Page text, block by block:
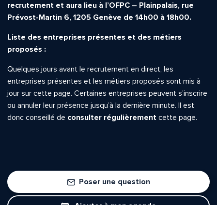
recrutement et aura lieu à l’OFPC – Plainpalais, rue
Prévost-Martin 6, 1205 Genève de 14h00 à 18h00.
Liste des entreprises présentes et des métiers
proposés :
Quelques jours avant le recrutement en direct, les
entreprises présentes et les métiers proposés sont mis à
jour sur cette page. Certaines entreprises peuvent s’inscrire
ou annuler leur présence jusqu’à la dernière minute. Il est
donc conseillé de consulter régulièrement cette page.
Poser une question